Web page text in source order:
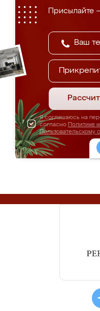
Присылайте
Я соглашаюсь на
согласно Политике
Пользовательскому